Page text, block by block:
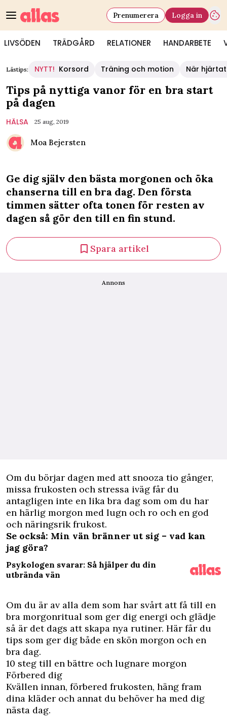
LIVSÖDEN TRÄDGÅRD RELATIONER HANDARBETE
Prenumerera Logga in
Lästips: NYTT! Korsord Träning och motion När
Tips på nyttiga vanor för en bra start
på dagen
HÄLSA 25 aug, 2019
Moa Bejersten
Ge dig själv den bästa morgonen och öka
chanserna till en bra dag. Den första
timmen sätter ofta tonen för resten av
dagen så gör den till en fin stund.
Spara artikel
Annons
Om du börjar dagen med att snooza tio gånger,
missa frukosten och stressa iväg får du
antagligen inte en lika bra dag som om du har
en härlig morgon med lugn och ro och en god
och näringsrik frukost.
Se också: Min vän bränner ut sig – vad kan
jag göra?
Psykologen svarar: Så hjälper du din
utbrända vän
Om du är av alla dem som har svårt att få till en
bra morgonritual som ger dig energi och glädje
så är det dags att skapa nya rutiner. Här får du
tips som ger dig både en skön morgon och en
bra dag.
10 steg till en bättre och lugnare morgon
Förbered dig
Kvällen innan, förbered frukosten, häng fram
dina kläder och annat du behöver ha med dig
nästa dag.